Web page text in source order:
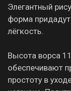
Элегантный
форма
лёгкость.
Высота ворса
обеспечивают
простоту в